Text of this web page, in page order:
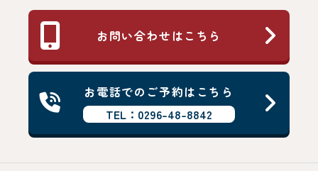
お問い合わせはこちら
お電話でのご予約はこちら
TEL：0296-48-8842